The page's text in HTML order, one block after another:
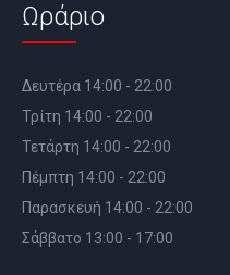
Ωράριο
Δευτέρα 14:00 - 22:00
Τρίτη 14:00 - 22:00
Τετάρτη 14:00 - 22:00
Πέμπτη 14:00 - 22:00
Παρασκευή 14:00 - 22:00
Σάββατο 13:00 - 17:00